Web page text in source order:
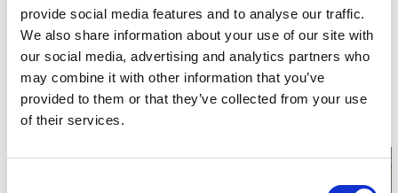
provide social media features and to analyse our traffic.
We also share information about your use of our site with
our social media, advertising and analytics partners who
may combine it with other information that you’ve
provided to them or that they’ve collected from your use
of their services.
Dacapo Mariestad
542 30 Mariestad
Telefon: 0501 75 57 76
E-post:Skicka E-post
Hemsida: dacapomariestad.se